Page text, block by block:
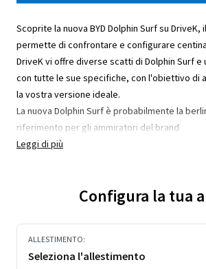
Scoprite la nuova BYD Dolphin Surf su DriveK,
permette di confrontare e configurare
DriveK vi offre diverse scatti di Dolphin Surf e
con tutte le sue specifiche, con l'obiettivo di
la vostra versione ideale.
La nuova Dolphin Surf è probabilmente la
riferimento per gli ammiratori del brand
Leggi di più
Configura la tua
ALLESTIMENTO:
Seleziona l'allestimento